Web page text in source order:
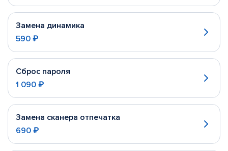
Замена динамика
590 ₽
Сброс пароля
1 090 ₽
Замена сканера отпечатка
690 ₽